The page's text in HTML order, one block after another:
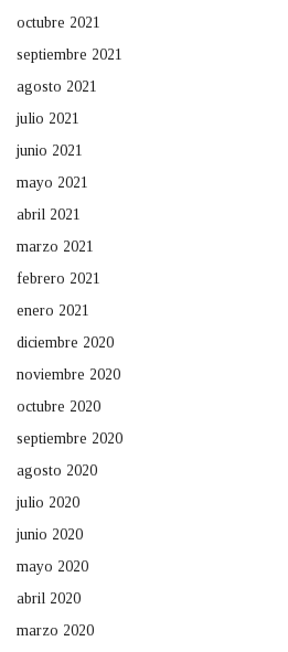
octubre 2021
septiembre 2021
agosto 2021
julio 2021
junio 2021
mayo 2021
abril 2021
marzo 2021
febrero 2021
enero 2021
diciembre 2020
noviembre 2020
octubre 2020
septiembre 2020
agosto 2020
julio 2020
junio 2020
mayo 2020
abril 2020
marzo 2020